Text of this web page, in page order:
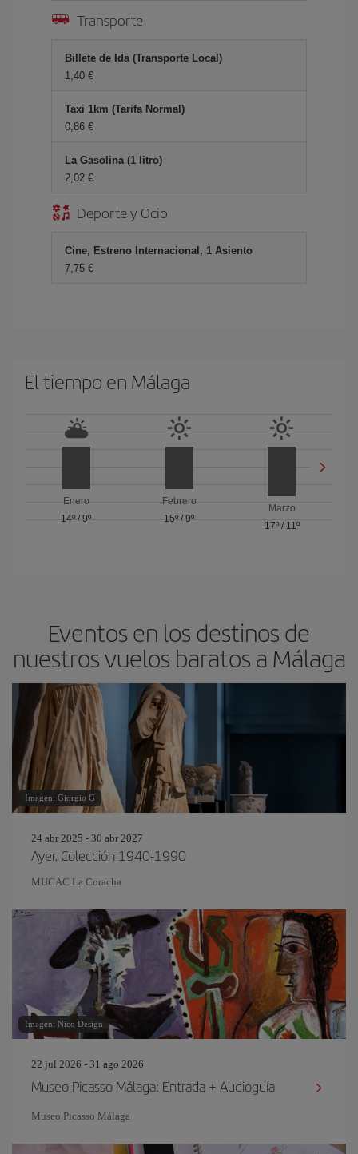
Transporte
Billete de Ida (Transporte Local)
1,40 €
Taxi 1km (Tarifa Normal)
0,86 €
La Gasolina (1 litro)
2,02 €
Deporte y Ocio
Cine, Estreno Internacional, 1 Asiento
7,75 €
El tiempo en Málaga
Enero
14º /9º
Febrero
15º / 9º
Marzo
17º/ 11º
Eventos en los destinos de
nuestros vuelos baratos a Málaga
Imagen: Giorgio G
24 abr 2025 - 30 abr 2027
Ayer. Colección 1940-1990
MUCAC La Coracha
Imagen: Nico Design
22 jul 2026 - 31 ago 2026
Museo Picasso Málaga: Entrada + Audioguía
Museo Picasso Málaga